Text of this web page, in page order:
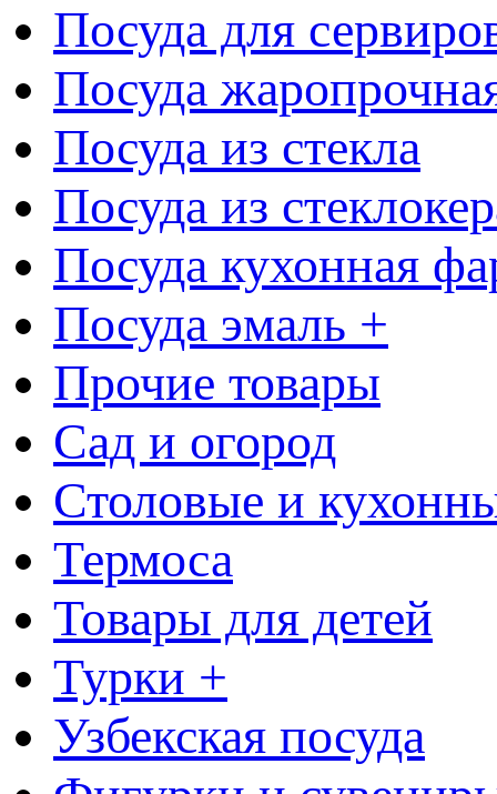
Посуда для
Посуда
Посуда из стекла
Посуда из
Посуда кухонная
Посуда эмаль +
Прочие товары
Сад и огород
Столовые и
Термоса
Товары для детей
Турки +
Узбекская посуда